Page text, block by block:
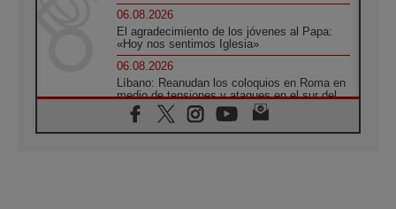
06.08.2026
El agradecimiento de los jóvenes al Papa:
«Hoy nos sentimos Iglesia»
06.08.2026
Líbano: Reanudan los coloquios en Roma en
medio de tensiones y ataques en el sur del
país
06.08.2026